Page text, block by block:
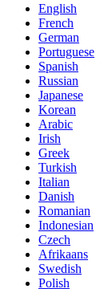
English
French
German
Portuguese
Spanish
Russian
Japanese
Korean
Arabic
Irish
Greek
Turkish
Italian
Danish
Romanian
Indonesian
Czech
Afrikaans
Swedish
Polish